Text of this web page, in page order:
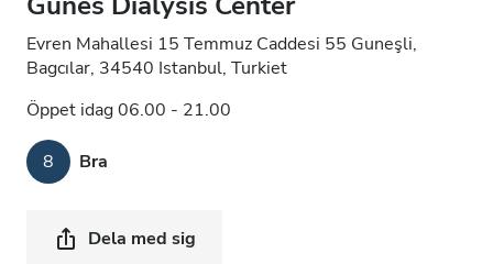
Evren Mahallesi 15 Temmuz Caddesi 55 Guneşli,
Bagcılar, 34540 Istanbul, Turkiet
Öppet idag 06.00 - 21.00
8 Bra
Dela med sig